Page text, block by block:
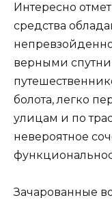
Интересно
средства
верными
болота, легко
улицам и по
невероятное
Зачарованные